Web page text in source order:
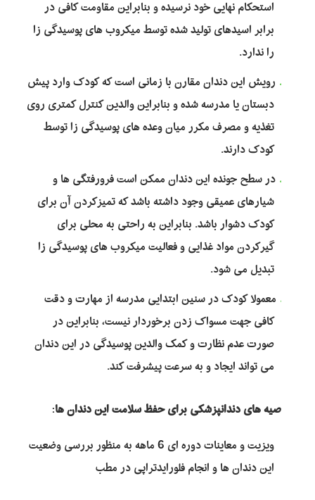
استحکام نهایی خود نرسیده و بنابراین مقاومت کافی در
برابر اسیدهای تولید شده توسط میکروب های پوسیدگی زا
را ندارد.
رویش این دندان مقارن با زمانی است که کودک وارد پیش
دبستان یا مدرسه شده و بنابراین والدین کنترل کمتری روی
تغذیه و مصرف مکرر میان وعده های پوسیدگی زا توسط
کودک دارند.
در سطح جونده این دندان ممکن است فرورفتگی ها و
شیارهای عمیقی وجود داشته باشد که تمیزکردن آن برای
کودک دشوار باشد. بنابراین به راحتی به محلی برای
گیرکردن مواد غذایی و فعالیت میکروب های پوسیدگی زا
تبدیل می شود.
معمولا کودک در سنین ابتدایی مدرسه از مهارت و دقت
کافی جهت مسواک زدن برخوردار نیست، بنابراین در
صورت عدم نظارت و کمک والدین پوسیدگی در این دندان
می تواند ایجاد و به سرعت پیشرفت کند.
توصیه های دندانپزشکی برای حفظ سلامت این دندان ها:
ویزیت و معاینات دوره ای 6 ماهه به منظور بررسی وضعیت
این دندان ها و انجام فلورایدتراپی در مطب